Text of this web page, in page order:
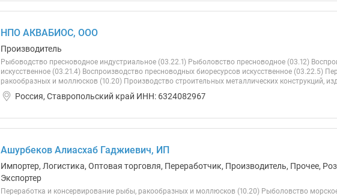
НПО АКВАБИОС, ООО
Производитель
Рыбоводство пресноводное индустриальное (03.22.1) Рыболовство пресноводное (03.12)
искусственное (03.21.4) Воспроизводство пресноводных биоресурсов искусственное (03.22.5)
ракообразных и моллюсков (10.20) Производство строительных металлических конструкций,
Россия, Ставропольский край ИНН: 6324082967
Ашурбеков Алиасхаб Гаджиевич, ИП
Импортер, Логистика, Оптовая торговля, Переработчик, Производитель, Прочее,
Экспортер
Переработка и консервирование рыбы, ракообразных и моллюсков (10.20) Рыболовство